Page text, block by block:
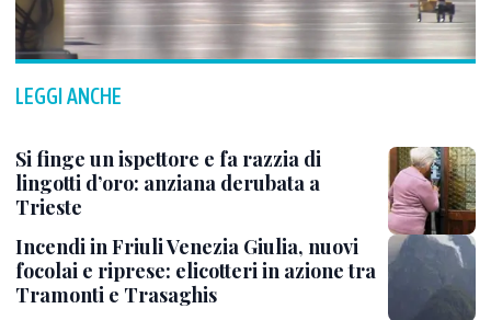
LEGGI ANCHE
Si finge un ispettore e fa razzia di
lingotti d’oro: anziana derubata a
Trieste
Incendi in Friuli Venezia Giulia, nuovi
focolai e riprese: elicotteri in azione tra
Tramonti e Trasaghis